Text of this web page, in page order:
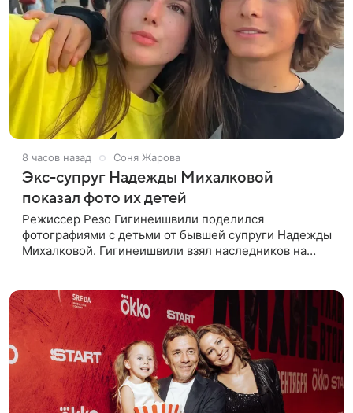
8 часов назад Соня Жарова
Экс-супруг Надежды Михалковой
показал фото их детей
Режиссер Резо Гигинеишвили поделился
фотографиями с детьми от бывшей супруги Надежды
Михалковой. Гигинеишвили взял наследников на